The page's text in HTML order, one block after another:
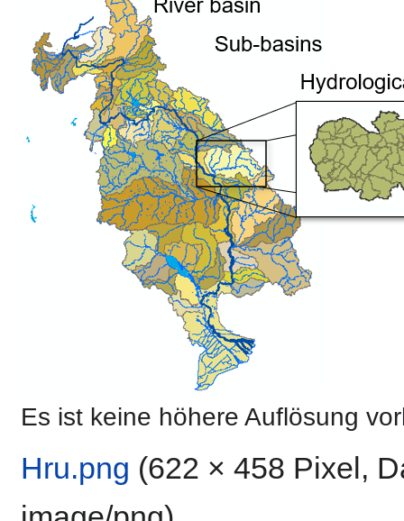
Es ist keine höhere Auflösung
Hru.png (622 × 458 Pixel,